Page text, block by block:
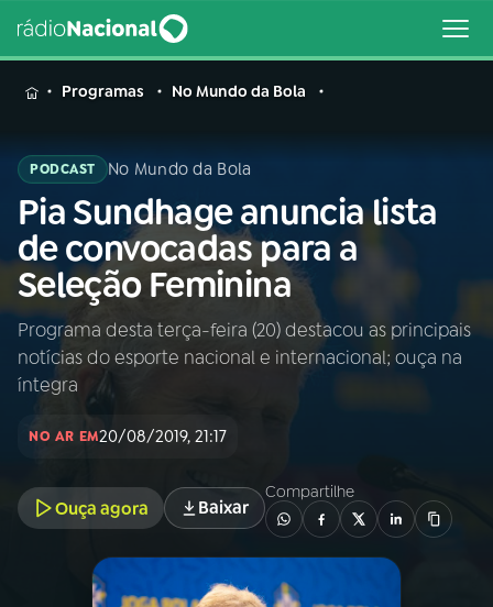
MENU
Buscar
na
Rádio
Nacional
Buscar
AO VIVO
INÍCIO
Programas No Mundo da Bola
PODCAST No Mundo da Bola
Pia Sundhage anuncia lista
de convocadas para a
Seleção Feminina
Programa desta terça-feira (20) destacou as principais
notícias do esporte nacional e internacional; ouça na
íntegra
NO AR EM20/08/2019, 21:17
Ouça agora Baixar
Compartilhe